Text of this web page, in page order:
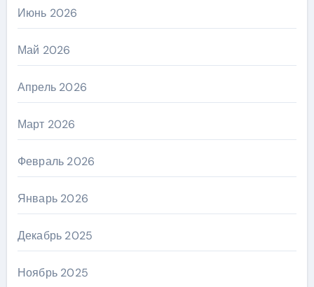
Июнь 2026
Май 2026
Апрель 2026
Март 2026
Февраль 2026
Январь 2026
Декабрь 2025
Ноябрь 2025